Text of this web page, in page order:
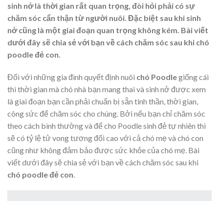
sinh nở là thời gian rất quan trọng, đòi hỏi phải có sự
chăm sóc cẩn thận từ người nuôi. Đặc biệt sau khi sinh
nở cũng là một giai đoạn quan trọng không kém. Bài viết
dưới đây sẽ chia sẻ với bạn về cách chăm sóc sau khi chó
poodle đẻ con.
Đối với những gia đình quyết định nuôi chó Poodlegiống cái
thì thời gian mà chó nhà bạn mang thai và sinh nở được xem
là giai đoạn bạn cần phải chuẩn bị sẵn tinh thần, thời gian,
công sức để chăm sóc cho chúng. Bởi nếu bạn chỉ chăm sóc
theo cách bình thường và để cho Poodle sinh đẻ tự nhiên thì
sẽ có tỷ lệ tử vong tương đối cao với cả chó mẹ và chó con
cũng như không đảm bảo được sức khỏe của chó mẹ. Bài
viết dưới đây sẽ chia sẻ với bạn về cách chăm sóc sau khi
chó poodle đẻ con